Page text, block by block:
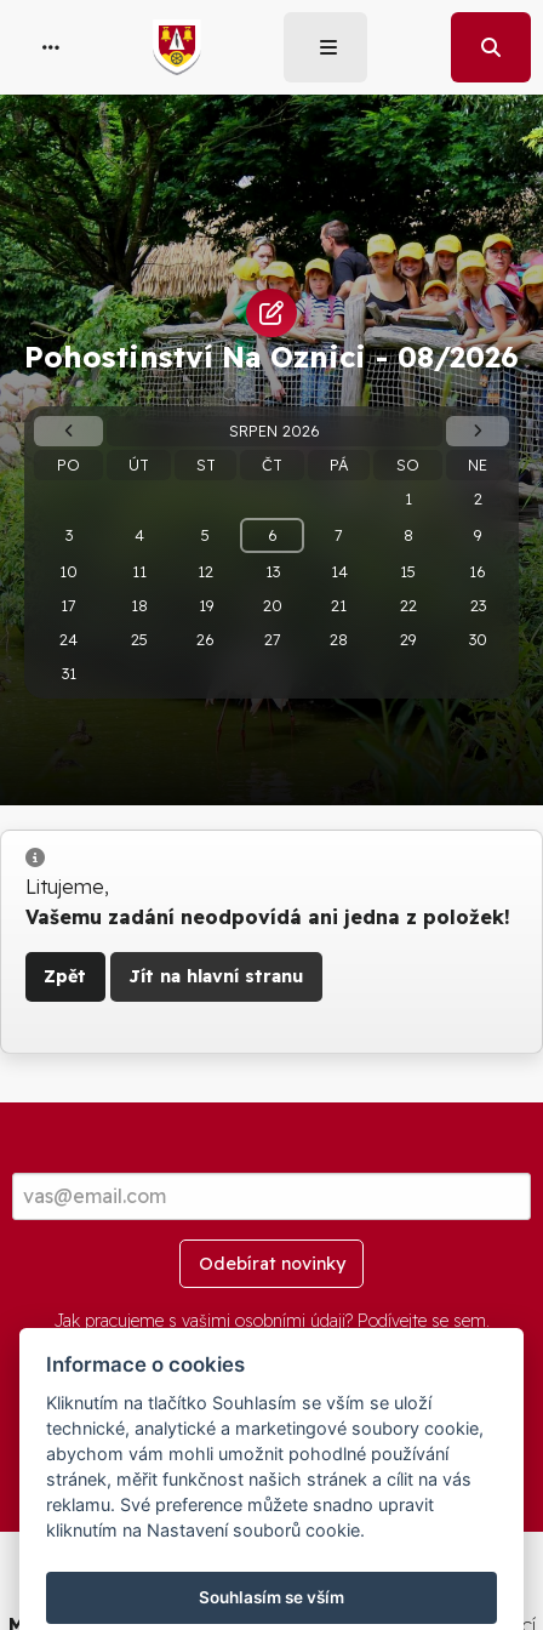
Pohostinství Na Oznici -08/2026
SRPEN 2026
PO
ÚT ST ČT PÁ SO
NE
1
2
3
4 5 6 7 8
9
10
11 12 13 14 15
16
17
18 19 20 21 22
23
24
25 26 27 28 29
30
31
Info
Litujeme,
Vašemu zadání neodpovídá ani jedna z položek!
Zpět Jít na hlavní stranu
Odebírat novinky
Jak pracujeme s vašimi osobními údaji? Podívejte se sem.
© 2016-2026 -aGovernment.cz&Obec Oznice. Software:
aGovernment, Verze:4.0.1.1 - Beta. Číslo Licence: 74274001
Všechna práva vyhrazenaOchrana osobních údajů,Přístupnost
Tento web byl spolufinancován v rámci programu
Informace o cookies
Kliknutím na tlačítko Souhlasím se vším se uloží
technické, analytické a marketingové soubory cookie,
abychom vám mohli umožnit pohodlné používání
stránek, měřit funkčnost našich stránek a cílit na vás
reklamu. Své preference můžete snadno upravit
kliknutím na Nastavení souborů cookie.
Souhlasím se vším